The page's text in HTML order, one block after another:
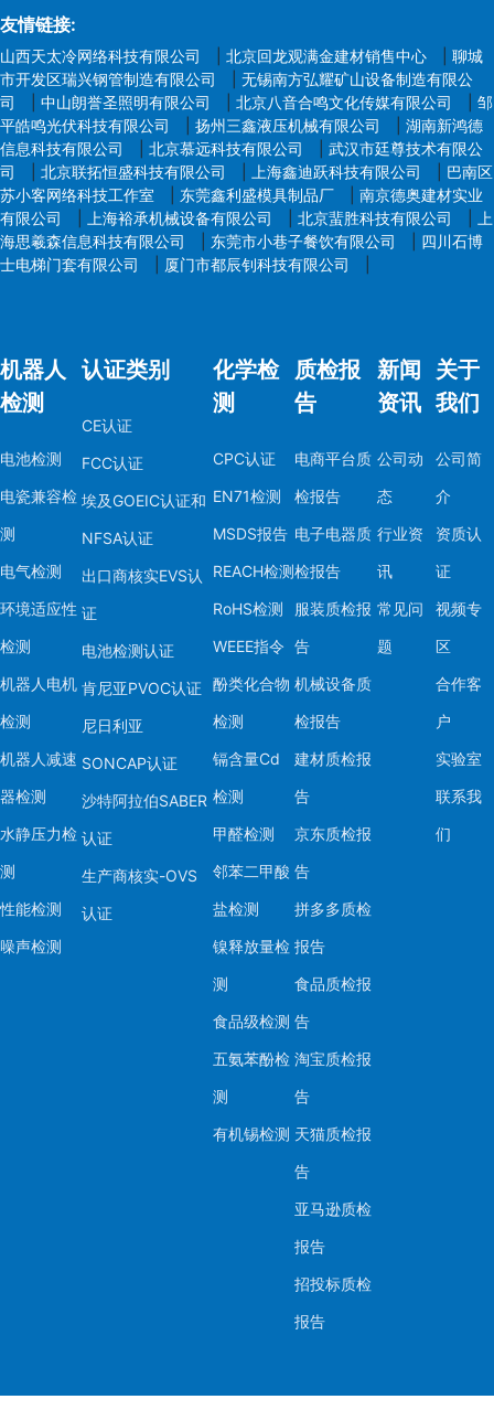
友情链接:
山西天太冷网络科技有限公司 北京回龙观满金建材销售中心
聊城
市开发区瑞兴钢管制造有限公司
无锡南方弘耀矿山设备制造有限公
司
中山朗誉圣照明有限公司 北京八音合鸣文化传媒有限公司
邹
平皓鸣光伏科技有限公司
扬州三鑫液压机械有限公司
湖南新鸿德
信息科技有限公司
北京慕远科技有限公司
武汉市廷尊技术有限公
司
北京联拓恒盛科技有限公司 上海鑫迪跃科技有限公司
巴南区
苏小客网络科技工作室
东莞鑫利盛模具制品厂
南京德奥建材实业
有限公司
上海裕承机械设备有限公司 北京蜚胜科技有限公司
上
海思羲森信息科技有限公司
东莞市小巷子餐饮有限公司
四川石博
士电梯门套有限公司
厦门市都辰钊科技有限公司
机器人
检测
电池检测
电瓷兼容检
测
电气检测
环境适应性
检测
机器人电机
检测
机器人减速
器检测
水静压力检
测
性能检测
噪声检测
认证类别
CE认证
FCC认证
埃及GOEIC认证和
NFSA认证
出口商核实EVS认
证
电池检测认证
肯尼亚PVOC认证
尼日利亚
SONCAP认证
沙特阿拉伯SABER
认证
生产商核实-OVS
认证
化学检
测
CPC认证
EN71检测
MSDS报告
REACH检测
RoHS检测
WEEE指令
酚类化合物
检测
镉含量Cd
检测
甲醛检测
邻苯二甲酸
盐检测
镍释放量检
测
食品级检测
五氨苯酚检
测
有机锡检测
质检报
告
电商平台质
检报告
电子电器质
检报告
服装质检报
告
机械设备质
检报告
建材质检报
告
京东质检报
告
拼多多质检
报告
食品质检报
告
淘宝质检报
告
天猫质检报
告
亚马逊质检
报告
招投标质检
报告
新闻
资讯
公司动
态
行业资
讯
常见问
题
关于
我们
公司简
介
资质认
证
视频专
区
合作客
户
实验室
联系我
们